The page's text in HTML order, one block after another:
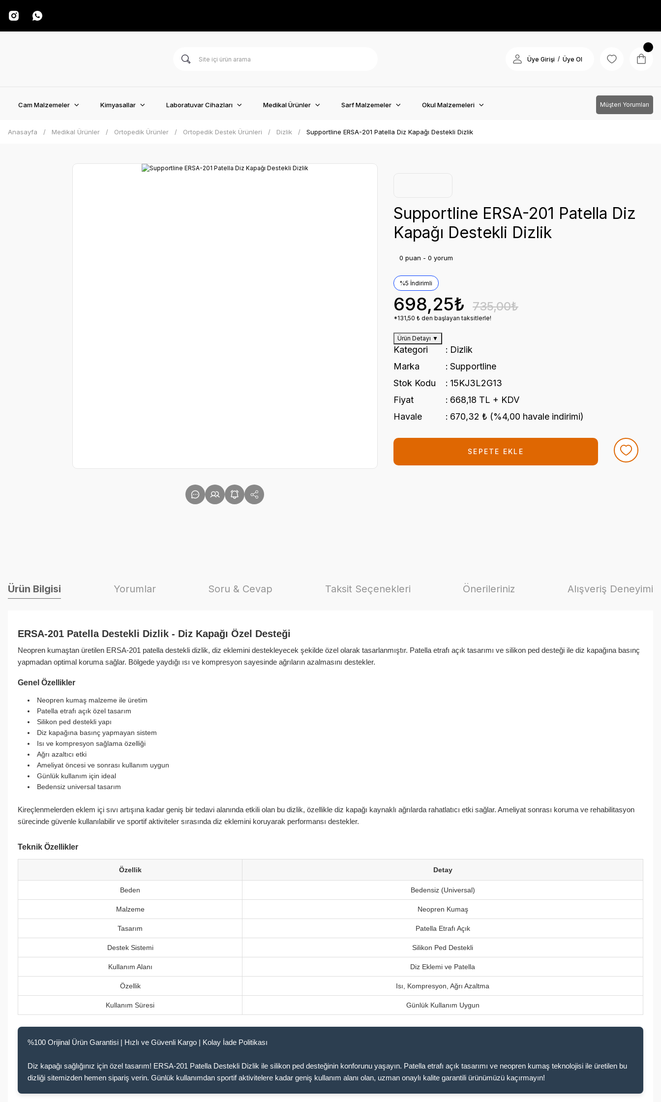
Üye Girişi / Üye Ol
Cam Malzemeler Kimyasallar Laboratuvar Cihazları Medikal Ürünler Sarf Malzemeler Okul Malzemeleri Müşteri Yorumları
Anasayfa Medikal Ürünler Ortopedik Ürünler Ortopedik Destek Ürünleri Dizlik Supportline ERSA-201 Patella Diz Kapağı Destekli Dizlik
Supportline ERSA-201 Patella Diz
Kapağı Destekli Dizlik
0 puan - 0 yorum
%5 İndirimli
698,25₺ 735,00₺
*131,50 ₺ den başlayan taksitlerle!
Ürün Detayı ▼
Kategori
Dizlik
Marka
Supportline
Stok Kodu
15KJ3L2G13
Fiyat
668,18 TL + KDV
Havale
670,32 ₺ (%4,00 havale indirimi)
SEPETE EKLE
Ürün Bilgisi Yorumlar Soru & Cevap Taksit Seçenekleri Önerileriniz Alışveriş Deneyimi
ERSA-201 Patella Destekli Dizlik - Diz Kapağı Özel Desteği
Neopren kumaştan üretilen ERSA-201 patella destekli dizlik, diz eklemini destekleyecek şekilde özel olarak tasarlanmıştır. Patella etrafı açık tasarımı ve silikon ped desteği ile diz kapağına basınç
yapmadan optimal koruma sağlar. Bölgede yaydığı ısı ve kompresyon sayesinde ağrıların azalmasını destekler.
Genel Özellikler
Neopren kumaş malzeme ile üretim
Patella etrafı açık özel tasarım
Silikon ped destekli yapı
Diz kapağına basınç yapmayan sistem
Isı ve kompresyon sağlama özelliği
Ağrı azaltıcı etki
Ameliyat öncesi ve sonrası kullanım uygun
Günlük kullanım için ideal
Bedensiz universal tasarım
Kireçlenmelerden eklem içi sıvı artışına kadar geniş bir tedavi alanında etkili olan bu dizlik, özellikle diz kapağı kaynaklı ağrılarda rahatlatıcı etki sağlar. Ameliyat sonrası koruma ve rehabilitasyon
sürecinde güvenle kullanılabilir ve sportif aktiviteler sırasında diz eklemini koruyarak performansı destekler.
Teknik Özellikler
Özellik Detay
Beden Bedensiz (Universal)
Malzeme Neopren Kumaş
Tasarım Patella Etrafı Açık
Destek Sistemi Silikon Ped Destekli
Kullanım Alanı Diz Eklemi ve Patella
Özellik Isı, Kompresyon, Ağrı Azaltma
Kullanım Süresi Günlük Kullanım Uygun
%100 Orijinal Ürün Garantisi | Hızlı ve Güvenli Kargo | Kolay İade Politikası
Diz kapağı sağlığınız için özel tasarım! ERSA-201 Patella Destekli Dizlik ile silikon ped desteğinin konforunu yaşayın. Patella etrafı açık tasarımı ve neopren kumaş teknolojisi ile üretilen bu
dizliği sitemizden hemen sipariş verin. Günlük kullanımdan sportif aktivitelere kadar geniş kullanım alanı olan, uzman onaylı kalite garantili ürünümüzü kaçırmayın!